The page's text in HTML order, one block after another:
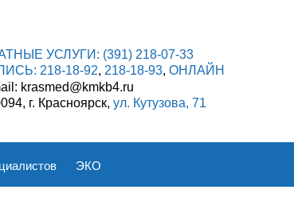
УСЛУГИ: (391) 218-07-33
218-18-92, 218-18-93, ОНЛАЙН
krasmed@kmkb4.ru
г. Красноярск, ул. Кутузова, 71
ЭКО